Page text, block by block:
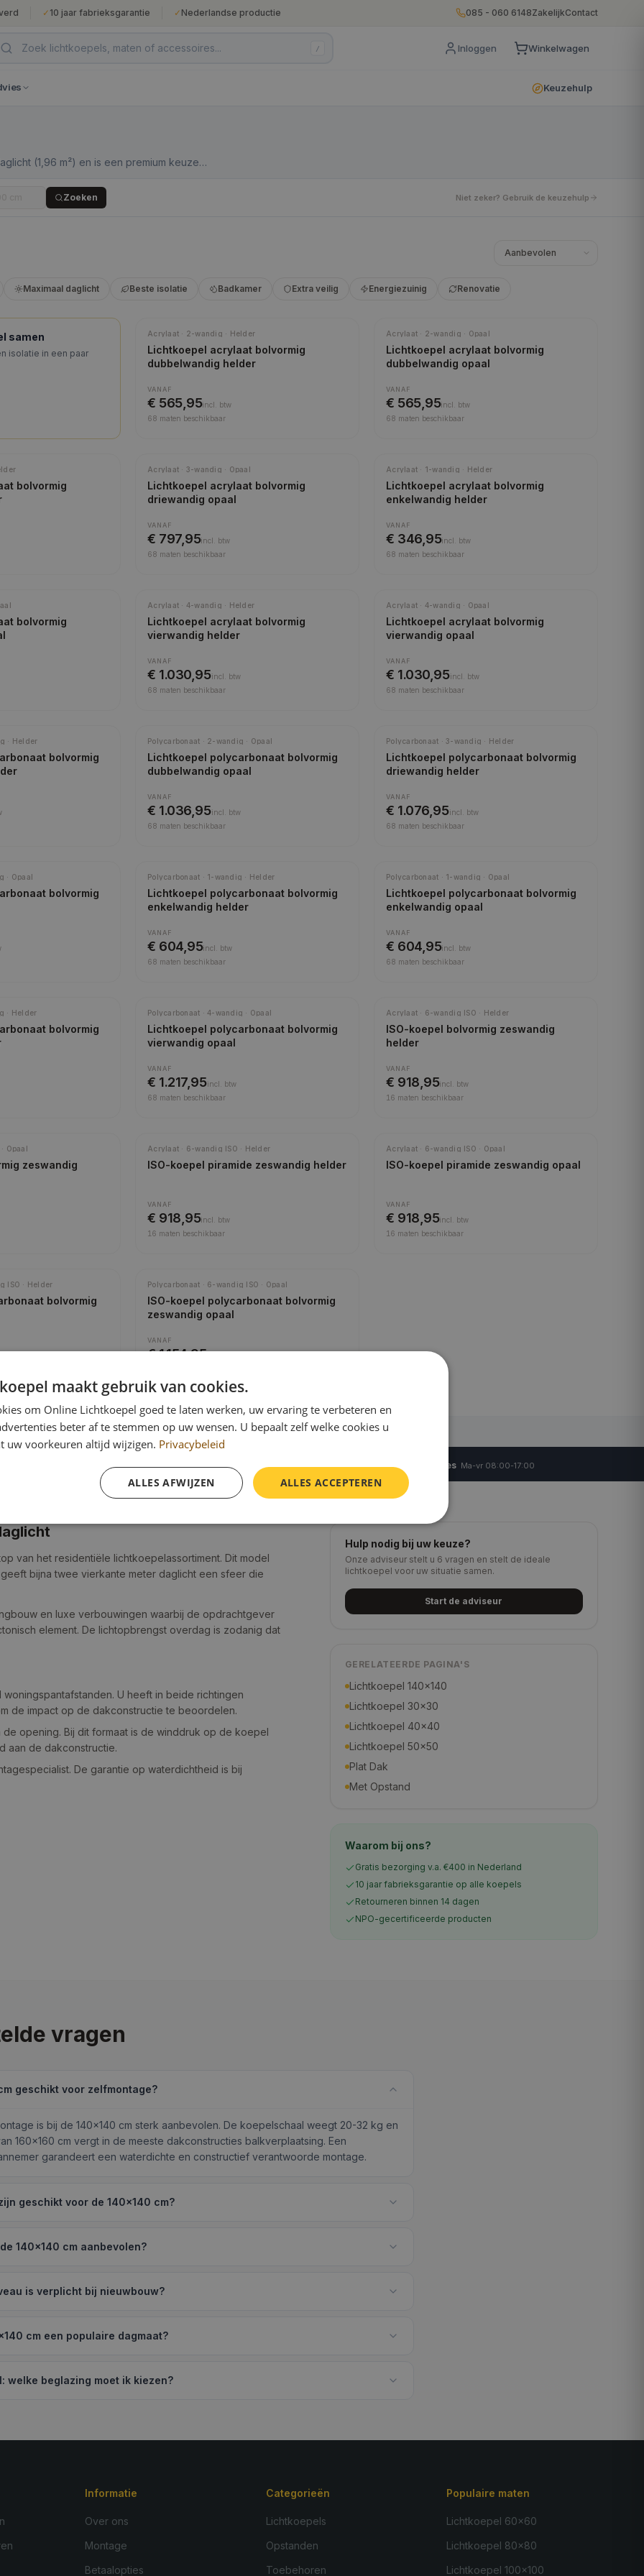
✓ 10 jaar fabrieksgarantie ✓ Nederlandse productie 085 - 060 6148ZakelijkContact
/ Inloggen Winkelwagen
Keuzehulp
(1,96 m²) en is een premium keuze
daarvoor levert de 140×140 cm een
transformeert.
Zoeken Niet zeker? Gebruik de keuzehulp
Maximaal daglicht Beste isolatie Badkamer Extra veilig Energiezuinig Renovatie
samen
isolatie in een paar
Acrylaat · 2-wandig · Helder
Lichtkoepel acrylaat bolvormig
dubbelwandig helder
VANAF
€ 565,95incl.
btw
68 maten beschikbaar
Acrylaat · 2-wandig · Opaal
Lichtkoepel acrylaat bolvormig
dubbelwandig opaal
VANAF
€ 565,95incl.
btw
68 maten beschikbaar
bolvormig
Acrylaat · 3-wandig · Opaal
Lichtkoepel acrylaat bolvormig
driewandig opaal
VANAF
€ 797,95incl.
btw
68 maten beschikbaar
Acrylaat · 1-wandig · Helder
Lichtkoepel acrylaat bolvormig
enkelwandig helder
VANAF
€ 346,95incl.
btw
68 maten beschikbaar
bolvormig
Acrylaat · 4-wandig · Helder
Lichtkoepel acrylaat bolvormig
vierwandig helder
VANAF
€ 1.030,95incl.
btw
68 maten beschikbaar
Acrylaat · 4-wandig · Opaal
Lichtkoepel acrylaat bolvormig
vierwandig opaal
VANAF
€ 1.030,95incl.
btw
68 maten beschikbaar
· Helder
bolvormig
Polycarbonaat · 2-wandig · Opaal
Lichtkoepel polycarbonaat bolvormig
dubbelwandig opaal
VANAF
€ 1.036,95incl.
btw
68 maten beschikbaar
Polycarbonaat · 3-wandig · Helder
Lichtkoepel polycarbonaat bolvormig
driewandig helder
VANAF
€ 1.076,95incl.
btw
68 maten beschikbaar
· Opaal
bolvormig
Polycarbonaat · 1-wandig · Helder
Lichtkoepel polycarbonaat bolvormig
enkelwandig helder
VANAF
€ 604,95incl.
btw
68 maten beschikbaar
Polycarbonaat · 1-wandig · Opaal
Lichtkoepel polycarbonaat bolvormig
enkelwandig opaal
VANAF
€ 604,95incl.
btw
68 maten beschikbaar
· Helder
bolvormig
Polycarbonaat · 4-wandig · Opaal
Lichtkoepel polycarbonaat bolvormig
vierwandig opaal
VANAF
€ 1.217,95incl.
btw
68 maten beschikbaar
Acrylaat · 6-wandig ISO · Helder
ISO-koepel bolvormig zeswandig
helder
VANAF
€ 918,95incl.
btw
16 maten beschikbaar
Opaal
zeswandig
Acrylaat · 6-wandig ISO · Helder
ISO-koepel piramide zeswandig helder
VANAF
€ 918,95incl.
btw
16 maten beschikbaar
Acrylaat · 6-wandig ISO · Opaal
ISO-koepel piramide zeswandig opaal
VANAF
€ 918,95incl.
btw
16 maten beschikbaar
ISO · Helder
bolvormig
Polycarbonaat · 6-wandig ISO · Opaal
ISO-koepel polycarbonaat bolvormig
zeswandig opaal
VANAF
€ 1.154,95
cmVerlicht oppervlak:1.96 m²
Vanaf €400 10 jaar garantie Fabrieksgarantie Persoonlijk advies Ma-vr 08:00-17:00
van het residentiële lichtkoepelassortiment. Dit model
bijna twee vierkante meter daglicht een sfeer die
en luxe verbouwingen waarbij de opdrachtgever
element. De lichtopbrengst overdag is zodanig dat
U heeft in beide richtingen
de impact op de dakconstructie te beoordelen.
opening. Bij dit formaat is de winddruk op de koepel
aan de dakconstructie.
De garantie op waterdichtheid is bij
Hulp nodig bij uw keuze?
Onze adviseur stelt u 6 vragen en stelt de ideale
lichtkoepel voor uw situatie samen.
Start de adviseur
GERELATEERDE PAGINA'S
Lichtkoepel 140×140
Lichtkoepel 30×30
Lichtkoepel 40×40
Lichtkoepel 50×50
Plat Dak
Met Opstand
Waarom bij ons?
Gratis bezorging v.a. €400 in Nederland
10 jaar fabrieksgarantie op alle koepels
Retourneren binnen 14 dagen
NPO-gecertificeerde producten
vragen
geschikt voor zelfmontage?
is bij de 140×140 cm sterk aanbevolen. De koepelschaal weegt 20-32 kg en
160×160 cm vergt in de meeste dakconstructies balkverplaatsing. Een
garandeert een waterdichte en constructief verantwoorde montage.
geschikt voor de 140×140 cm?
140×140 cm aanbevolen?
is verplicht bij nieuwbouw?
cm een populaire dagmaat?
welke beglazing moet ik kiezen?
Informatie
Over ons
Montage
Betaalopties
Categorieën
Lichtkoepels
Opstanden
Toebehoren
Populaire maten
Lichtkoepel 60×60
Lichtkoepel 80×80
Lichtkoepel 100×100
maakt gebruik van cookies.
om Online Lichtkoepel goed te laten werken, uw ervaring te verbeteren en
beter af te stemmen op uw wensen. U bepaalt zelf welke cookies u
uw voorkeuren altijd wijzigen. Privacybeleid
ALLES ACCEPTEREN
ALLES AFWIJZEN